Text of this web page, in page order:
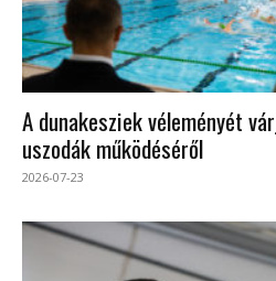
A dunakesziek véleményét
uszodák működéséről
2026-07-23